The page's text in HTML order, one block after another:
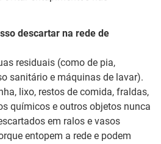
descartar na rede de
residuais (como de pia,
sanitário e máquinas de lavar).
lixo, restos de comida, fraldas,
químicos e outros objetos nunca
em ralos e vasos
entopem a rede e podem